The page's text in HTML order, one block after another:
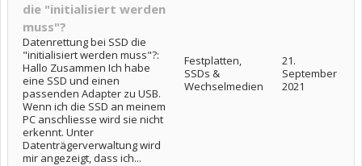
die "initialisiert werden
muss"?
Datenrettung bei SSD die
"initialisiert werden muss"?:
Hallo Zusammen Ich habe
eine SSD und einen
passenden Adapter zu USB.
Wenn ich die SSD an meinem
PC anschliesse wird sie nicht
erkennt. Unter
Datenträgerverwaltung wird
mir angezeigt, dass ich...
Festplatten,
SSDs &
Wechselmedien
21.
September
2021